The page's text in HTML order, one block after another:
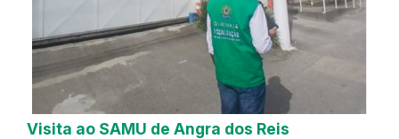
Visita ao SAMU de Angra dos Reis